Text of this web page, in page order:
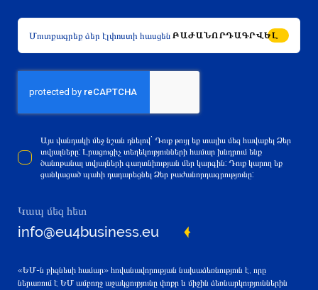
ԲԱԺԱՆՈՐԴԱԳՐՎԵԼ
Այս վանդակի մեջ նշան դնելով` Դուք թույլ եք տալիս մեզ հավաքել Ձեր
տվյալները: Լրացուցիչ տեղեկությունների համար խնդրում ենք
ծանոթանալ տվյալների գաղտնիության մեր կարգին: Դուք կարող եք
ցանկացած պահի դադարեցնել Ձեր բաժանորդագրությունը:
Կապ մեզ հետ
info@eu4business.eu
«ԵՄ-ն բիզնեսի համար» հովանավորության նախաձեռնություն է, որը
ներառում է ԵՄ ամբողջ աջակցությունը փոքր և միջին ձեռնարկություններին